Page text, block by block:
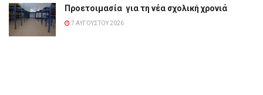
Προετοιμασία για τη νέα σχολική χρονιά
7 ΑΥΓΟΎΣΤΟΥ 2026